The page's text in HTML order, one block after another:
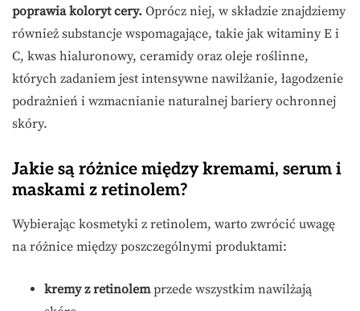
poprawia koloryt cery. Oprócz niej, w składzie znajdziemy
również substancje wspomagające, takie jak witaminy E i
C, kwas hialuronowy, ceramidy oraz oleje roślinne,
których zadaniem jest intensywne nawilżanie, łagodzenie
podrażnień i wzmacnianie naturalnej bariery ochronnej
skóry.
Jakie są różnice między kremami, serum i
maskami z retinolem?
Wybierając kosmetyki z retinolem, warto zwrócić uwagę
na różnice między poszczególnymi produktami:
kremy z retinolemprzede wszystkim nawilżają